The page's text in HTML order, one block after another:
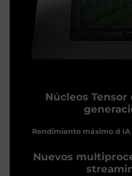
Núcleos
Rendimiento máximo d IA
Nuevos